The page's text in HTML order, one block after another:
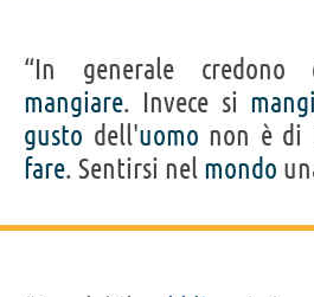
“In generale
mangiare. Invece si
gusto dell'uomo non è di
fare. Sentirsi nel mondo